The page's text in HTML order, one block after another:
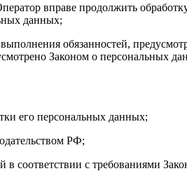
вправе продолжить
данных;
обязанностей,
Законом о персональных
его персональных данных;
РФ;
соответствии с требованиями